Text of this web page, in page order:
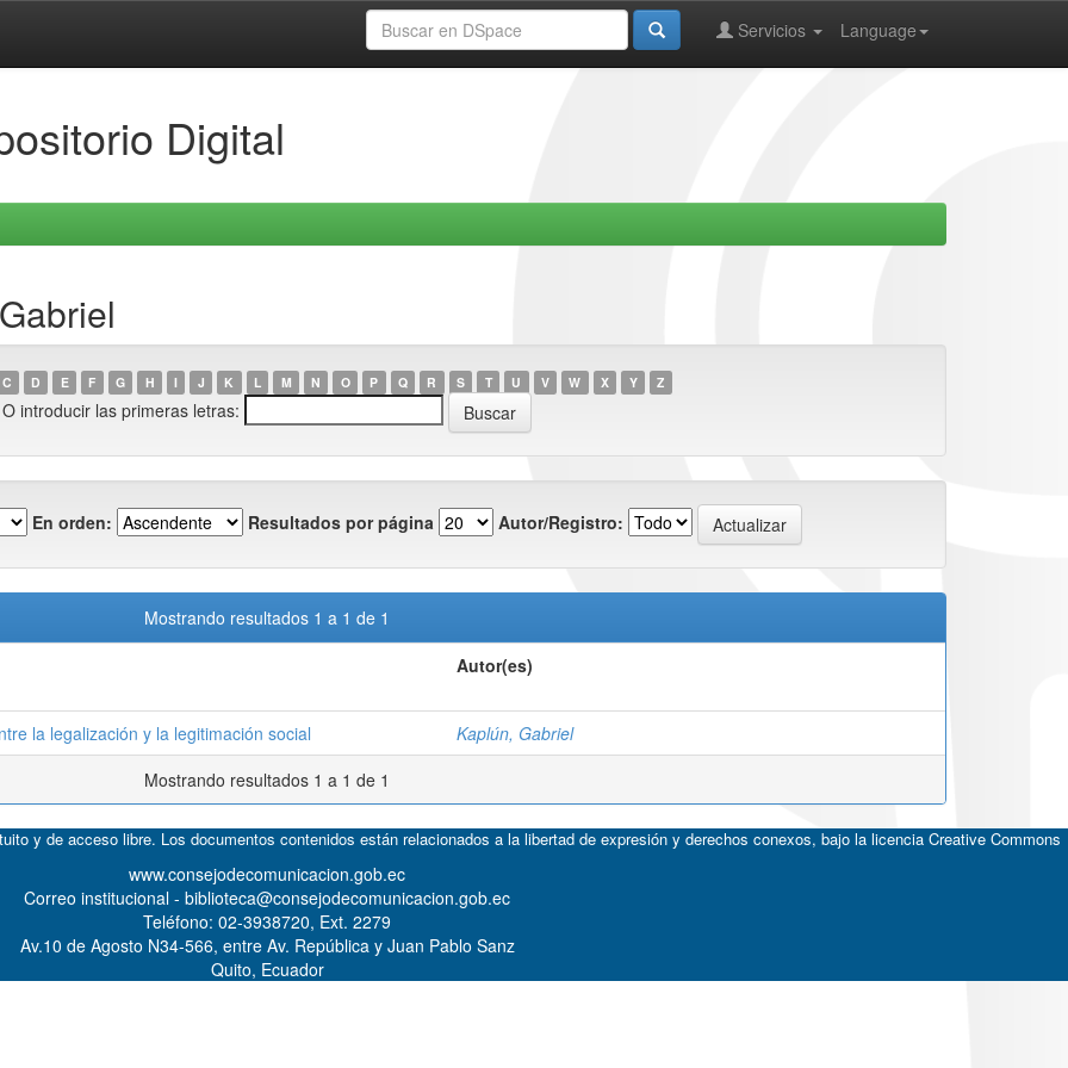
Language
Servicios
Digital
C D E F G H I J K L M N O P Q R S T U V W X Y Z
O introducir las primeras letras:
En orden: Resultados por página Autor/Registro:
Mostrando resultados 1 a 1 de 1
Autor(es)
la legalización y la legitimación social
Kaplún, Gabriel
Mostrando resultados 1 a 1 de 1
y de acceso libre. Los documentos contenidos están relacionados a la libertad de expresión y derechos conexos, bajo la licencia Creative Commons
www.consejodecomunicacion.gob.ec
Correo institucional - biblioteca@consejodecomunicacion.gob.ec
Teléfono: 02-3938720, Ext. 2279
Av.10 de Agosto N34-566, entre Av. República y Juan Pablo Sanz
Quito, Ecuador